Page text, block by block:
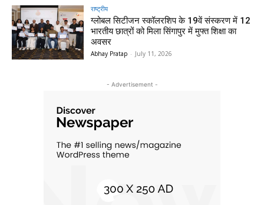
राष्ट्रीय
ग्लोबल सिटीजन स्कॉलरशिप के 19वें संस्करण में 12
भारतीय छात्रों को मिला सिंगापुर में मुफ्त शिक्षा का
अवसर
Abhay Pratap - July 11, 2026
- Advertisement -